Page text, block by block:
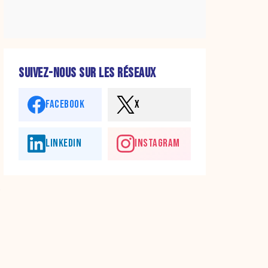
SUIVEZ-NOUS SUR LES RÉSEAUX
FACEBOOK X
LINKEDIN INSTAGRAM